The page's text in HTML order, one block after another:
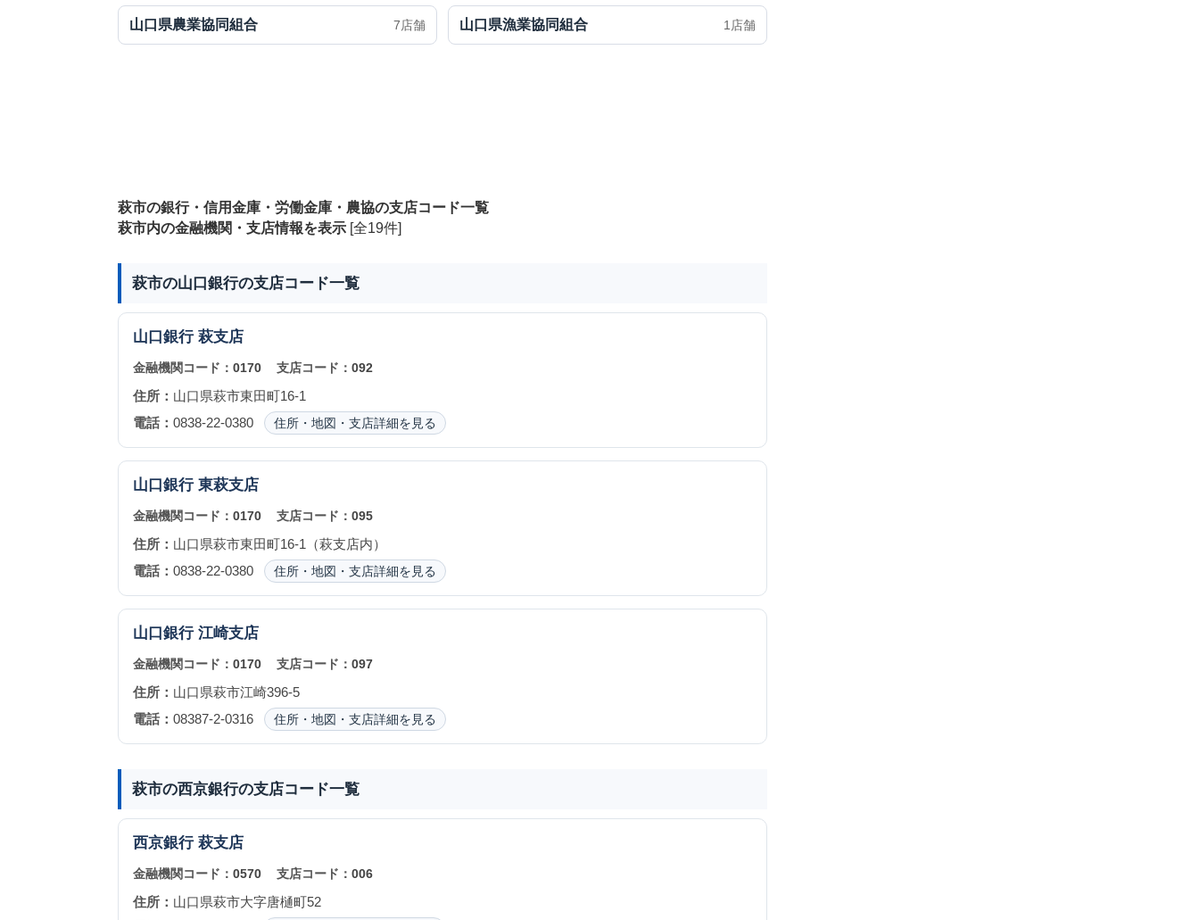
山口県農業協同組合 7店舗 山口県漁業協同組合 1店舗
萩市の銀行・信用金庫・労働金庫・農協の支店コード一覧
萩市内の金融機関・支店情報を表示[全19件]
萩市の山口銀行の支店コード一覧
山口銀行 萩支店
金融機関コード： 0170 支店コード： 092
住所： 山口県萩市東田町16-1
電話： 0838-22-0380 住所・地図・支店詳細を見る
山口銀行 東萩支店
金融機関コード： 0170 支店コード： 095
住所： 山口県萩市東田町16-1（萩支店内）
電話： 0838-22-0380 住所・地図・支店詳細を見る
山口銀行 江崎支店
金融機関コード： 0170 支店コード： 097
住所： 山口県萩市江崎396-5
電話： 08387-2-0316 住所・地図・支店詳細を見る
萩市の西京銀行の支店コード一覧
西京銀行 萩支店
金融機関コード： 0570 支店コード： 006
住所： 山口県萩市大字唐樋町52